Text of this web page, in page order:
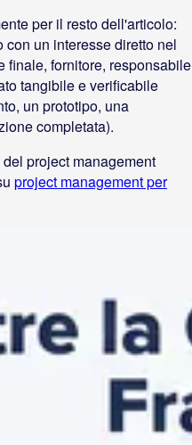
per il resto dell'articolo:
un interesse diretto nel
finale, fornitore, responsabile
tangibile e verificabile
un prototipo, una
completata).
project management
project management per